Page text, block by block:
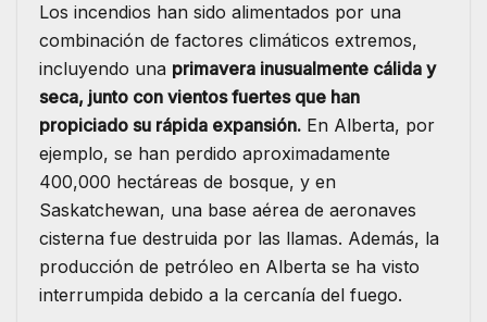
Los incendios han sido alimentados por una
combinación de factores climáticos extremos,
incluyendo una primavera inusualmente cálida y
seca, junto con vientos fuertes que han
propiciado su rápida expansión. En Alberta, por
ejemplo, se han perdido aproximadamente
400,000 hectáreas de bosque, y en
Saskatchewan, una base aérea de aeronaves
cisterna fue destruida por las llamas. Además, la
producción de petróleo en Alberta se ha visto
interrumpida debido a la cercanía del fuego.